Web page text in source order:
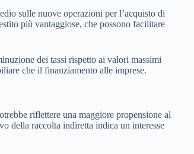
sulle nuove operazioni per l’acquisto di
più vantaggiose, che possono facilitare
dei tassi rispetto ai valori massimi
che il finanziamento alle imprese.
riflettere una maggiore propensione al
della raccolta indiretta indica un interesse